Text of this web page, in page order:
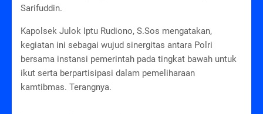
Sarifuddin.
Kapolsek Julok Iptu Rudiono, S.Sos mengatakan,
kegiatan ini sebagai wujud sinergitas antara Polri
bersama instansi pemerintah pada tingkat bawah untuk
ikut serta berpartisipasi dalam pemeliharaan
kamtibmas. Terangnya.